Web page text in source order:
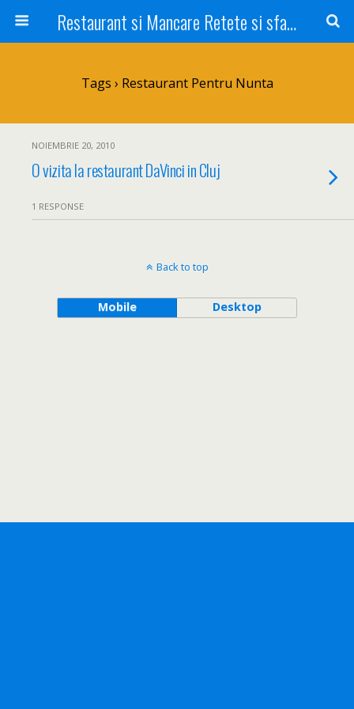
Restaurant si Mancare Retete si sfaturi Picant bun si rapid
Tags › Restaurant Pentru Nunta
NOIEMBRIE 20, 2010
O vizita la restaurant DaVinci in Cluj
1 RESPONSE
Back to top
Mobile Desktop